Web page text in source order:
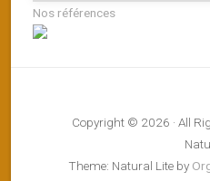
Nos références
Copyright © 2026 · All
Theme: Natural Lite by